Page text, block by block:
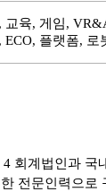
교육, 게임,
ECO, 플랫폼, 로
회계법인과 국
전문인력으로